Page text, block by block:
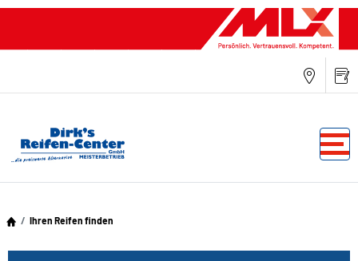
Ihren Reifen finden